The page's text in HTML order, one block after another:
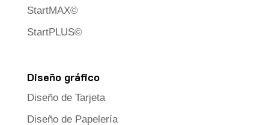
StartMAX©
StartPLUS©
Diseño gráfico
Diseño de Tarjeta
Diseño de Papelería